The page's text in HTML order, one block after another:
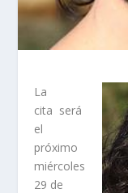
La
cita será
el
próximo
miércoles
29 de